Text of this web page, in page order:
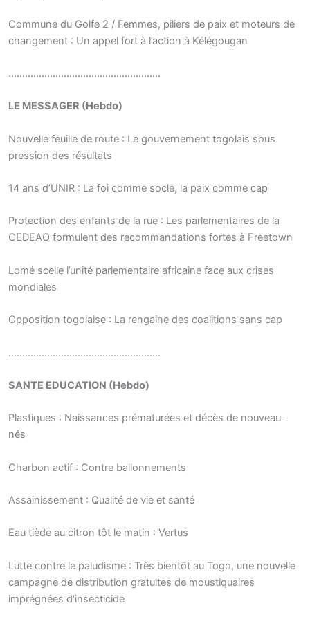
Commune du Golfe 2 / Femmes, piliers de paix et moteurs de
changement : Un appel fort à l’action à Kélégougan
……………………………………………….
LE MESSAGER (Hebdo)
Nouvelle feuille de route : Le gouvernement togolais sous
pression des résultats
14 ans d’UNIR : La foi comme socle, la paix comme cap
Protection des enfants de la rue : Les parlementaires de la
CEDEAO formulent des recommandations fortes à Freetown
Lomé scelle l’unité parlementaire africaine face aux crises
mondiales
Opposition togolaise : La rengaine des coalitions sans cap
……………………………………………….
SANTE EDUCATION (Hebdo)
Plastiques : Naissances prématurées et décès de nouveau-
nés
Charbon actif : Contre ballonnements
Assainissement : Qualité de vie et santé
Eau tiède au citron tôt le matin : Vertus
Lutte contre le paludisme : Très bientôt au Togo, une nouvelle
campagne de distribution gratuites de moustiquaires
imprégnées d’insecticide